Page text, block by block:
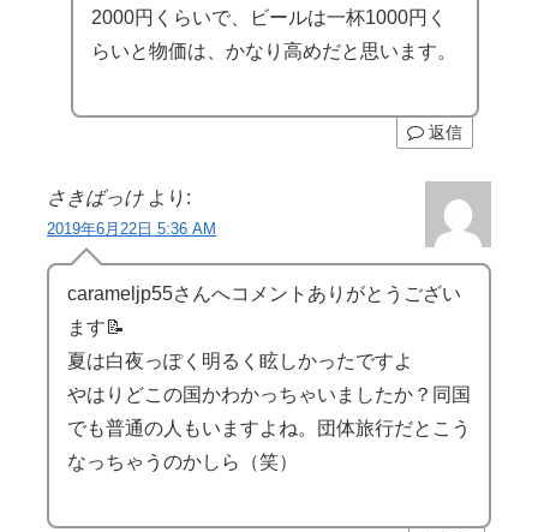
2000円くらいで、ビールは一杯1000円く
らいと物価は、かなり高めだと思います。
返信
さきばっけ より:
2019年6月22日 5:36 AM
carameljp55さんへコメントありがとうござい
ます📝
夏は白夜っぽく明るく眩しかったですよ
やはりどこの国かわかっちゃいましたか？同国
でも普通の人もいますよね。団体旅行だとこう
なっちゃうのかしら（笑）